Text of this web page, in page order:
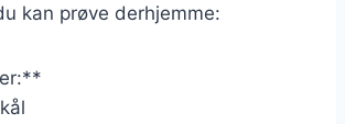
kan prøve derhjemme: